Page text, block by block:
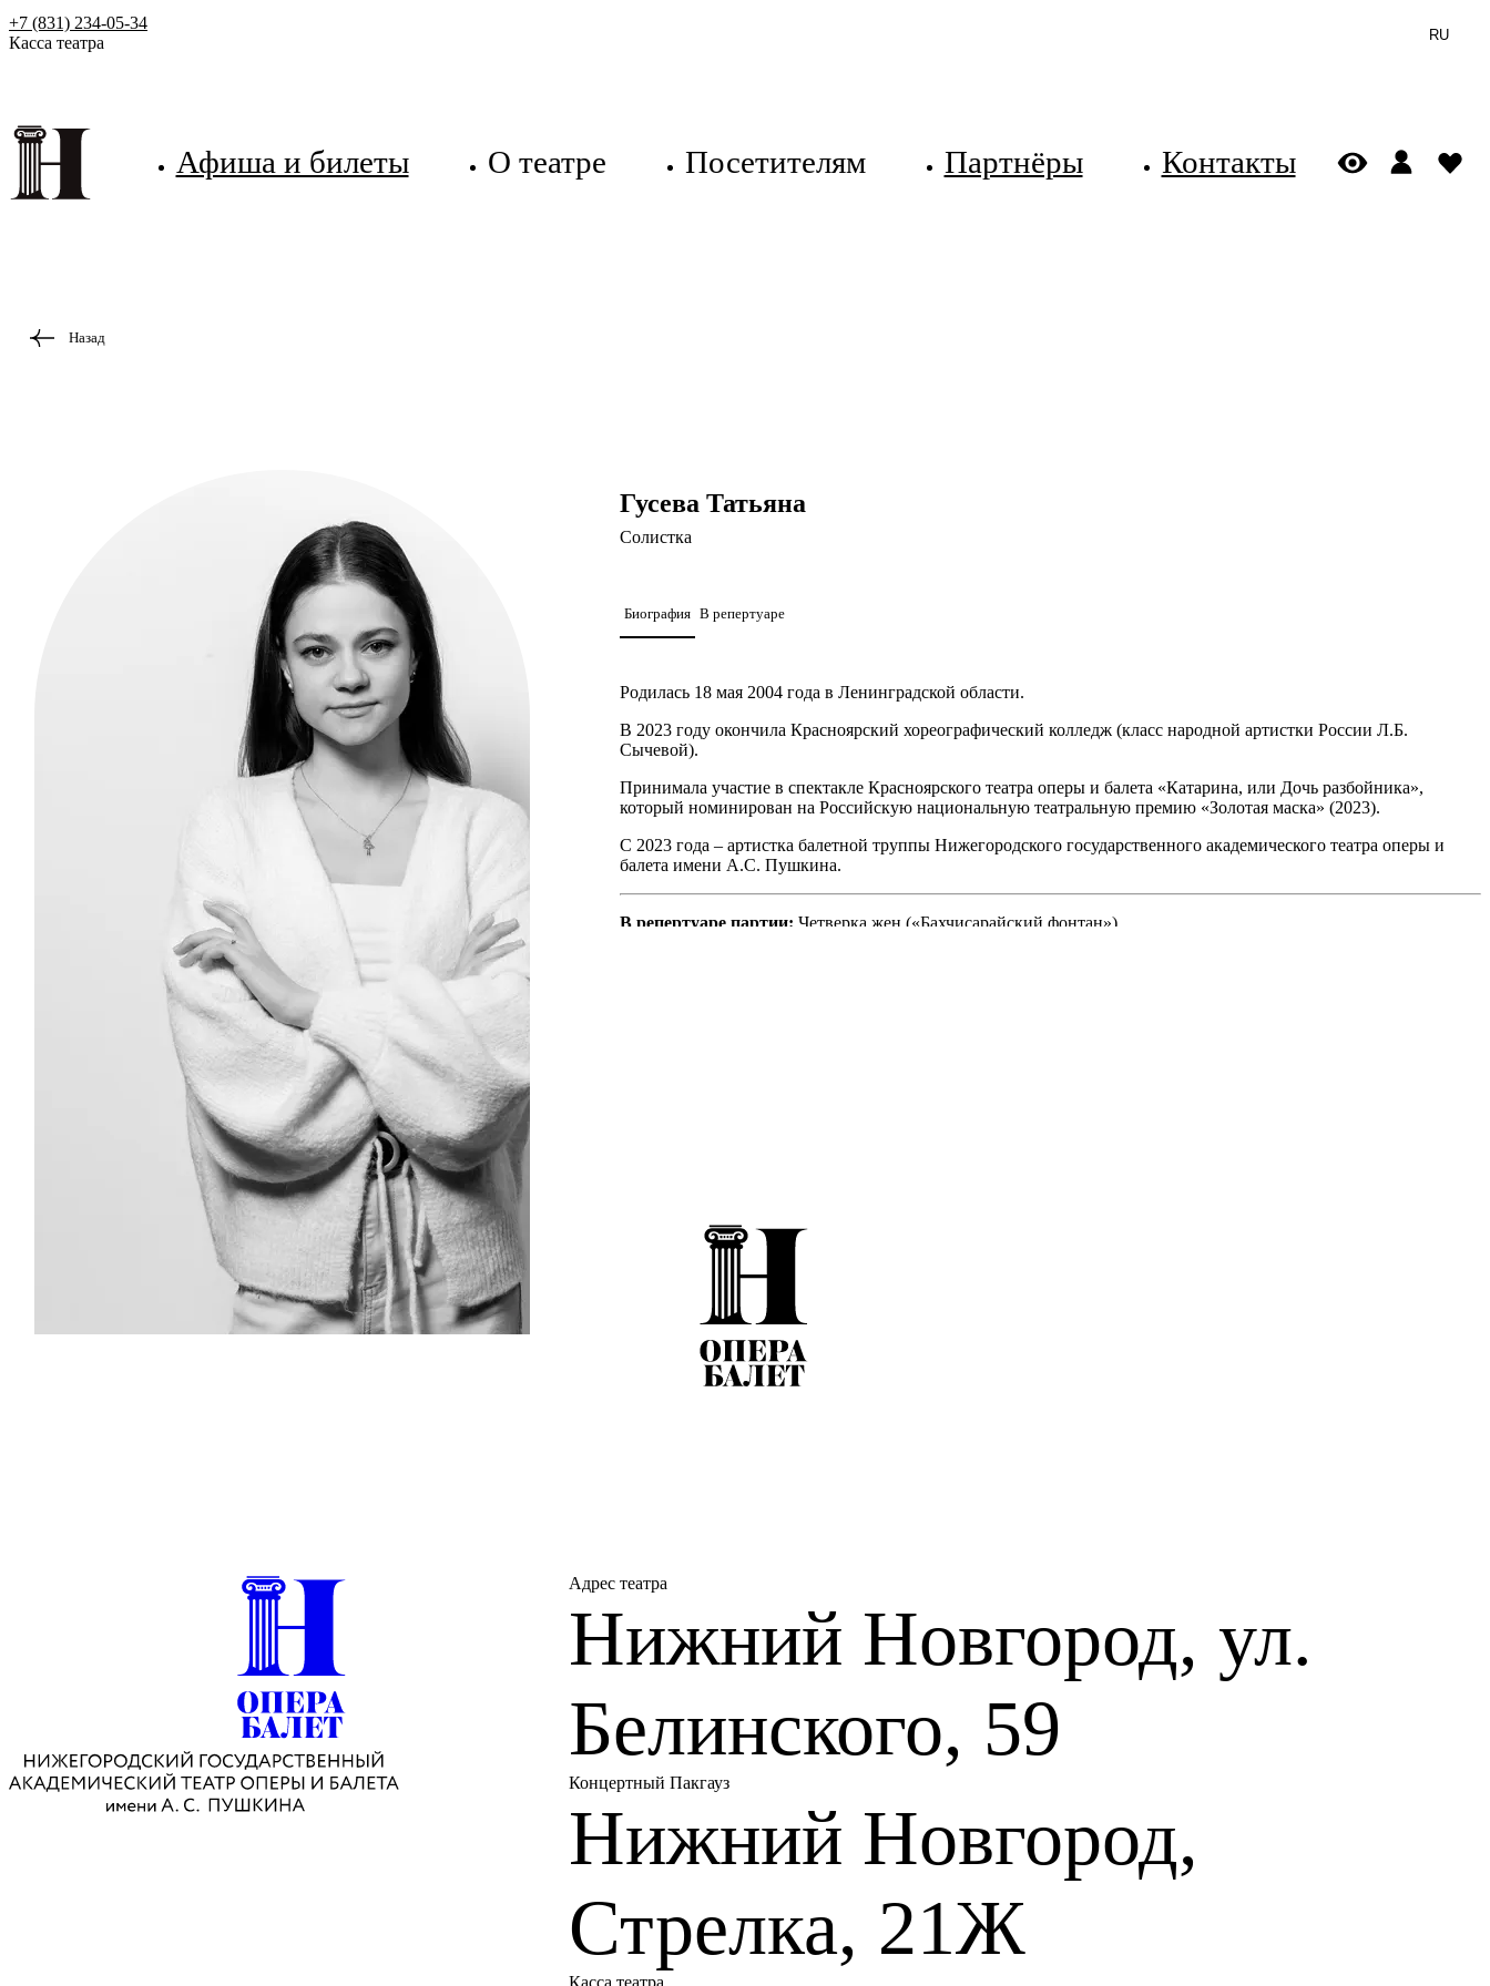
+7 (831) 234-05-34
Касса театра
RU
Афиша и билеты О театре Посетителям Партнёры Контакты
Назад
Гусева Татьяна
Солистка
Биография В репертуаре
Родилась 18 мая 2004 года в Ленинградской области.
В 2023 году окончила Красноярский хореографический колледж (класс народной артистки России Л.Б.
Сычевой).
Принимала участие в спектакле Красноярского театра оперы и балета «Катарина, или Дочь разбойника»,
который номинирован на Российскую национальную театральную премию «Золотая маска» (2023).
С 2023 года – артистка балетной труппы Нижегородского государственного академического театра оперы и
балета имени А.С. Пушкина.
В репертуаре партии: Четверка жен («Бахчисарайский фонтан»).
Адрес театра
Нижний Новгород, ул.
Белинского, 59
Концертный Пакгауз
Нижний Новгород,
Стрелка, 21Ж
Касса театра